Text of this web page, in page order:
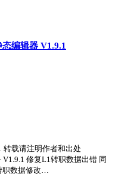
编辑器 V1.9.1
转载请注明作者和出处
V1.9.1 修复L1转职数据出错 同
职数据修改…